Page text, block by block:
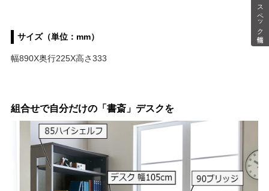
スペック情報
サイズ（単位：mm）
幅890X奥行225X高さ333
組合せで自分だけの「書斎」デスクを